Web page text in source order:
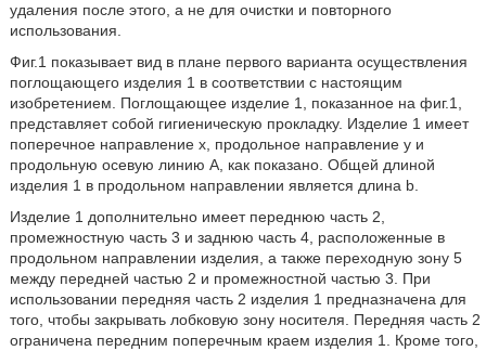
удаления после этого, а не для очистки и повторного
использования.
Фиг.1 показывает вид в плане первого варианта осуществления
поглощающего изделия 1 в соответствии с настоящим
изобретением. Поглощающее изделие 1, показанное на фиг.1,
представляет собой гигиеническую прокладку. Изделие 1 имеет
поперечное направление x, продольное направление y и
продольную осевую линию А, как показано. Общей длиной
изделия 1 в продольном направлении является длина b.
Изделие 1 дополнительно имеет переднюю часть 2,
промежностную часть 3 и заднюю часть 4, расположенные в
продольном направлении изделия, а также переходную зону 5
между передней частью 2 и промежностной частью 3. При
использовании передняя часть 2 изделия 1 предназначена для
того, чтобы закрывать лобковую зону носителя. Передняя часть 2
ограничена передним поперечным краем изделия 1. Кроме того,